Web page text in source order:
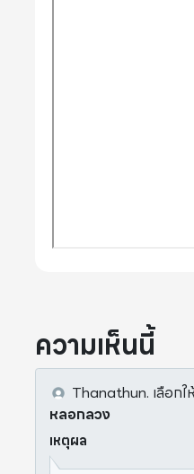
ความเห็นนี้
Thanathun. เลือก
หลอกลวง
เหตุผล